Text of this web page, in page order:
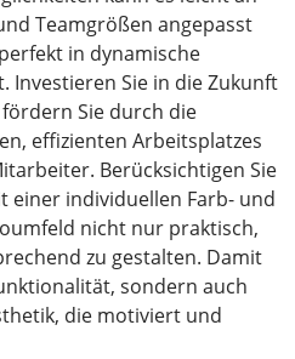
Teamgrößen angepasst
in dynamische
Investieren Sie in die Zukunft
Sie durch die
effizienten Arbeitsplatzes
Berücksichtigen Sie
einer individuellen Farb- und
nicht nur praktisch,
zu gestalten. Damit
sondern auch
die motiviert und